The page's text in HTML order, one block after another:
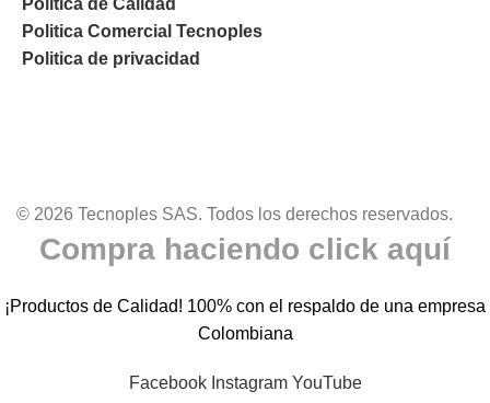
Politica Comercial Tecnoples
Politica de privacidad
© 2026 Tecnoples SAS. Todos los derechos reservados.
Compra haciendo click aquí
¡Productos de Calidad! 100% con el respaldo de una empresa
Colombiana
Facebook Instagram YouTube